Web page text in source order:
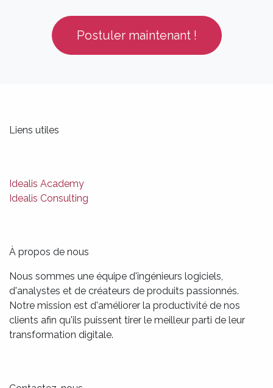
Postuler maintenant !
Liens utiles
Idealis Academy
Idealis Consulting
À propos de nous
Nous sommes une équipe d'ingénieurs logiciels,
d'analystes et de créateurs de produits passionnés.
Notre mission est d'améliorer la productivité de nos
clients afin qu'ils puissent tirer le meilleur parti de leur
transformation digitale.